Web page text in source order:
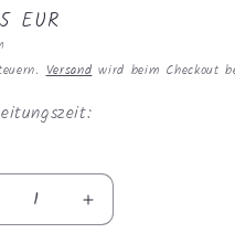
EUR
Versandwird beim Checkout
Erhöhe